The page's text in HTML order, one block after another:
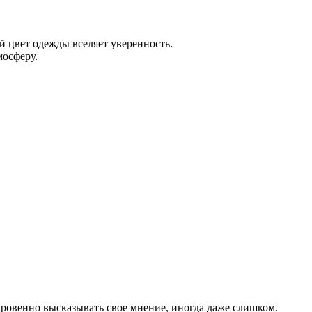
одежды вселяет уверенность.
высказывать свое мнение, иногда даже слишком.